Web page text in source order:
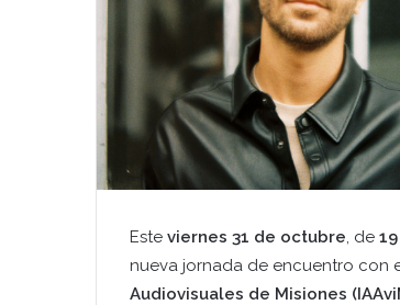
Este viernes 31 de octubre, de
nueva jornada de encuentro con
Audiovisuales de Misiones